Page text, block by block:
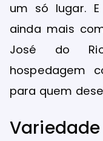
um só lugar.
ainda mais
José do
hospedagem
para quem